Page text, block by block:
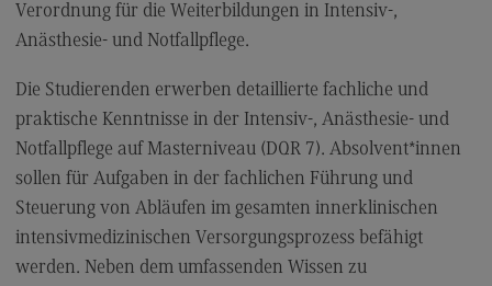
Kontakt
Elektrotechnik und Informationstechnik
Elektrotechnik und Informationstechnik
Profil-O-Mat Elektrotechnik und
Informationstechnik
(External link)
Rahmenbedingungen
Modulangebot
Berufsperspektiven
Verordnung für die Weiterbildungen in Intensiv-,
Anästhesie- und Notfallpflege.
Die Studierenden erwerben detaillierte fachliche und
praktische Kenntnisse in der Intensiv-, Anästhesie- und
Notfallpflege auf Masterniveau (DQR 7). Absolvent*innen
sollen für Aufgaben in der fachlichen Führung und
Steuerung von Abläufen im gesamten innerklinischen
intensivmedizinischen Versorgungsprozess befähigt
werden. Neben dem umfassenden Wissen zu